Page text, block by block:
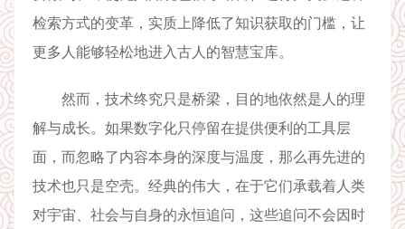
检索方式的变革，实质上降低了知识获取的门槛，让
更多人能够轻松地进入古人的智慧宝库。
然而，技术终究只是桥梁，目的地依然是人的理
解与成长。如果数字化只停留在提供便利的工具层
面，而忽略了内容本身的深度与温度，那么再先进的
技术也只是空壳。经典的伟大，在于它们承载着人类
对宇宙、社会与自身的永恒追问，这些追问不会因时